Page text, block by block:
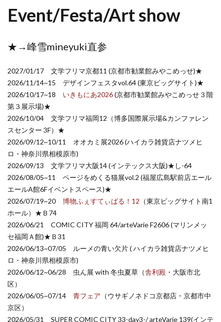
Event/Festa/Art show
★→峰雪mineyuki直参
2027/01/17 文学フリマ京都11 (京都市勧業館みやこめっせ)★
2026/11/14~15 デザインフェスタvol.64 (東京ビッグサイト)★
2026/10/17~18 いきもにあ2026(京都市勧業館みやこめっせ３階
第３展示場)★
2026/10/04 文学フリマ福岡12（博多国際展示場&カンファレン
スセンター 3F）★
2026/09/12~10/11 オオカミ展2026 (ハイカラ雑貨店ナツメヒ
ロ・神奈川県相模原市)
2026/09/13 文学フリマ大阪14 (インテックス大阪)★し-64
2026/08/05~11 ページをめくる猫展vol.2 (福屋広島駅前店エール
エールA館6Fイベントスペース)★
2026/07/19~20 博物ふぇすてぃばる！12 （東京ビッグサイト南1
ホール）★Ｂ74
2026/06/21 COMIC CITY 福岡 64/arteVarie F2606 (マリンメッ
セ福岡Ａ館)★Ｂ31
2026/06/13~07/05 ルーメの青い欠片 ( ハイカラ雑貨店ナツメヒ
ロ・神奈川県相模原市)
2026/06/12~06/28 虫ん展 with 冬虫夏草（舎利殿 ・大阪市北
区）
2026/06/05~07/14 青フェア （ウサギノネドコ京都店・京都市中
京区）
2026/05/31 SUPER COMIC CITY 33-day3-/ arteVarie 139(インテ